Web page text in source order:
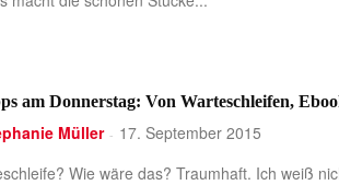
am Donnerstag: Von Warteschleifen,
Müller - 17. September 2015
Wie wäre das? Traumhaft. Ich weiß